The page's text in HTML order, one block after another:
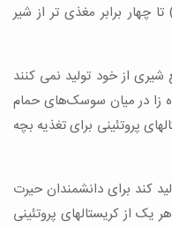
تا چهار برابر مغذی تر از شیر
از خود تولید نمی کنند
زا در میان سوسک‌های حمام
پروتئینی برای تغذیه بچه
کند برای دانشمندان حیرت
یک از کریستالهای پروتئینی